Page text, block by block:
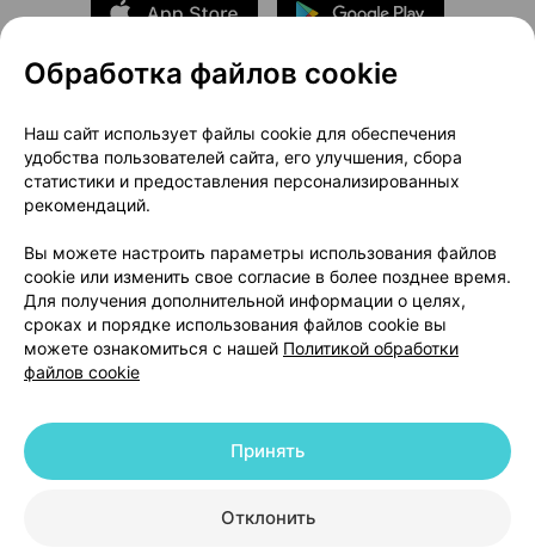
О проекте
Новости проекта
Размещение рекламы
Медицинский маркетинг
Публичный договор
Доставка
Способы оплаты
Вакансии
Партнеры
Написать руководителю 103.by
Написать в поддержку
Персональные настройки Cookie
© 2026 ООО «Артокс Лаб», УНП 191700409 | 220012, Республика Беларусь,
+375 291212755
Обработка файлов cookie
Наш сайт использует файлы cookie для обеспечения
удобства пользователей сайта, его улучшения, сбора
статистики и предоставления персонализированных
рекомендаций.
Вы можете настроить параметры использования файлов
cookie или изменить свое согласие в более позднее время.
Для получения дополнительной информации о целях,
сроках и порядке использования файлов cookie вы
можете ознакомиться с нашей Политикой обработки
файлов cookie
Отклонить
Принять